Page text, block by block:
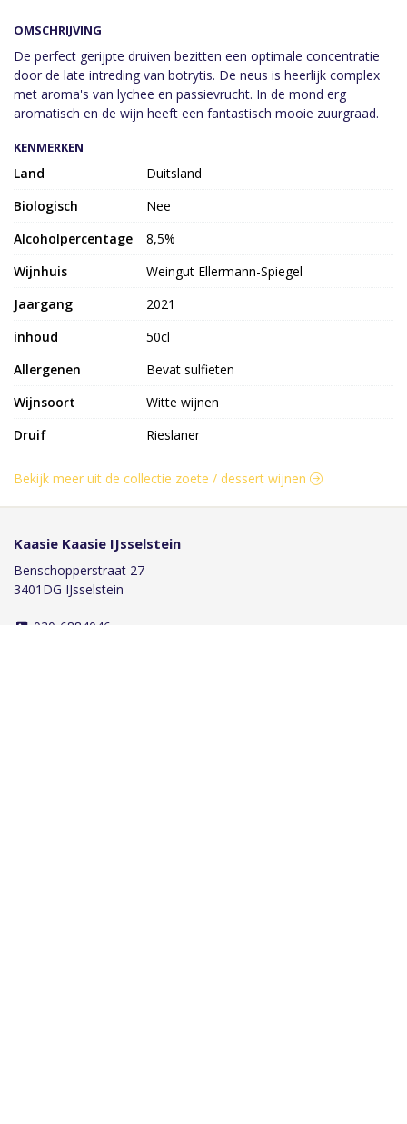
OMSCHRIJVING
De perfect gerijpte druiven bezitten een optimale concentratie
door de late intreding van botrytis. De neus is heerlijk complex
met aroma's van lychee en passievrucht. In de mond erg
aromatisch en de wijn heeft een fantastisch mooie zuurgraad.
KENMERKEN
Land
Duitsland
Biologisch
Nee
Alcoholpercentage
8,5%
Wijnhuis
Weingut Ellermann-Spiegel
Jaargang
2021
inhoud
50cl
Allergenen
Bevat sulfieten
Wijnsoort
Witte wijnen
Druif
Rieslaner
Bekijk meer uit de collectie zoete / dessert wijnen
Kaasie Kaasie IJsselstein
Benschopperstraat 27
3401DG IJsselstein
030-6884046